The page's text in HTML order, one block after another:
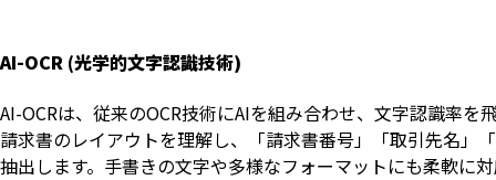
AI-OCR (光学的文字認識技術)
AI-OCRは、従来のOCR技術にAIを組み合わせ、文字認識率
請求書のレイアウトを理解し、「請求書番号」「取引先名」
抽出します。手書きの文字や多様なフォーマットにも柔軟に